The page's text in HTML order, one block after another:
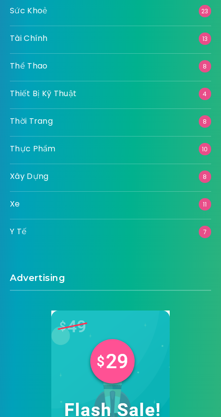
Sức Khoẻ 23
Tài Chính 13
Thể Thao 8
Thiết Bị Kỹ Thuật 4
Thời Trang 8
Thực Phẩm 10
Xây Dựng 8
Xe 11
Y Tế 7
Advertising